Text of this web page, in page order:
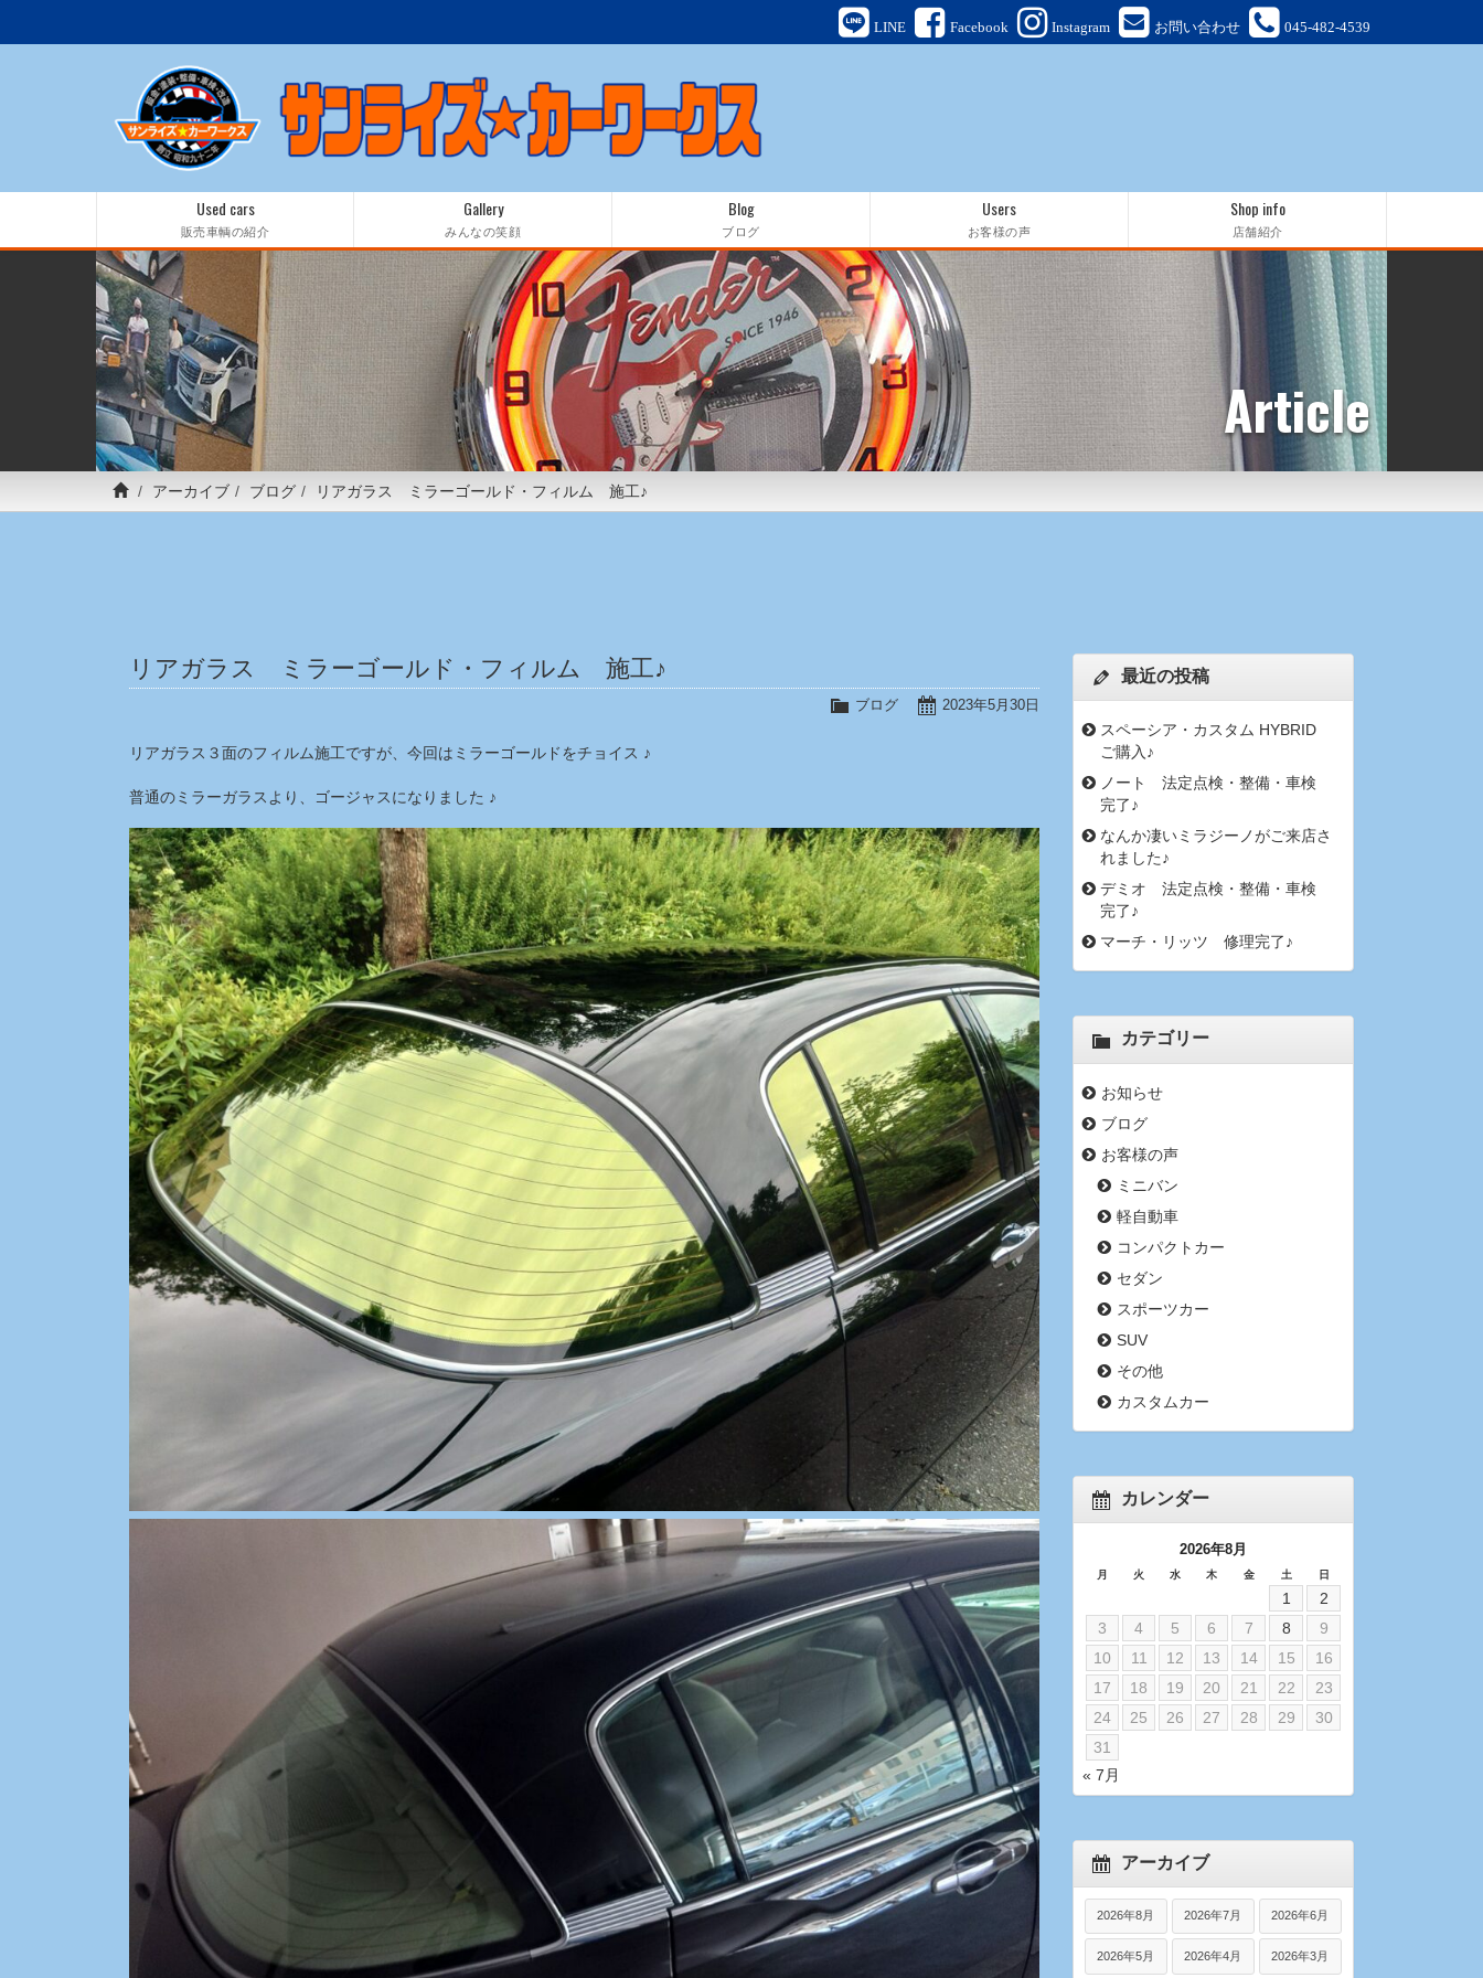
LINE Facebook Instagram お問い合わせ 045-482-4539
Used cars
販売車輌の紹介
Gallery
みんなの笑顔
Blog
ブログ
Users
お客様の声
Shop info
店舗紹介
Article
アーカイブ ブログ リアガラス ミラーゴールド・フィルム 施工♪
リアガラス ミラーゴールド・フィルム 施工♪
2023年5月30日
ブログ
リアガラス３面のフィルム施工ですが、今回はミラーゴールドをチョイス ♪
普通のミラーガラスより、ゴージャスになりました ♪
最近の投稿
スペーシア・カスタム HYBRID
ご購入♪
ノート 法定点検・整備・車検
完了♪
なんか凄いミラジーノがご来店さ
れました♪
デミオ 法定点検・整備・車検
完了♪
マーチ・リッツ 修理完了♪
カテゴリー
お知らせ
ブログ
お客様の声
ミニバン
軽自動車
コンパクトカー
セダン
スポーツカー
SUV
その他
カスタムカー
カレンダー
2026年8月
月 火 水 木 金 土 日
1
2
3
4 5 6 7 8
9
10
11 12 13 14 15
16
17
18 19 20 21 22
23
24
25 26 27 28 29
30
31
« 7月
アーカイブ
2026年8月 2026年7月 2026年6月
2026年5月 2026年4月 2026年3月